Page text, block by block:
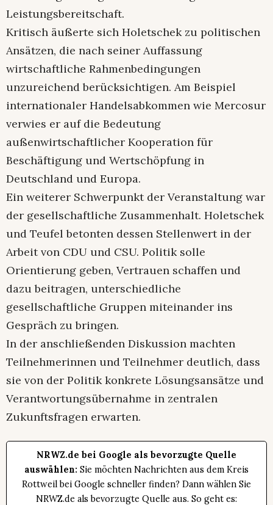
Leistungsbereitschaft.
Kritisch äußerte sich Holetschek zu politischen
Ansätzen, die nach seiner Auffassung
wirtschaftliche Rahmenbedingungen
unzureichend berücksichtigen. Am Beispiel
internationaler Handelsabkommen wie Mercosur
verwies er auf die Bedeutung
außenwirtschaftlicher Kooperation für
Beschäftigung und Wertschöpfung in
Deutschland und Europa.
Ein weiterer Schwerpunkt der Veranstaltung war
der gesellschaftliche Zusammenhalt. Holetschek
und Teufel betonten dessen Stellenwert in der
Arbeit von CDU und CSU. Politik solle
Orientierung geben, Vertrauen schaffen und
dazu beitragen, unterschiedliche
gesellschaftliche Gruppen miteinander ins
Gespräch zu bringen.
In der anschließenden Diskussion machten
Teilnehmerinnen und Teilnehmer deutlich, dass
sie von der Politik konkrete Lösungsansätze und
Verantwortungsübernahme in zentralen
Zukunftsfragen erwarten.
NRWZ.de bei Google als bevorzugte Quelle
auswählen: Sie möchten Nachrichten aus dem Kreis
Rottweil bei Google schneller finden? Dann wählen Sie
NRWZ.de als bevorzugte Quelle aus. So geht es: